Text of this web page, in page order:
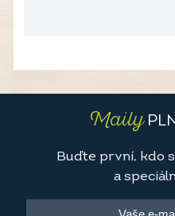
Maily
Buďte první, kdo
a